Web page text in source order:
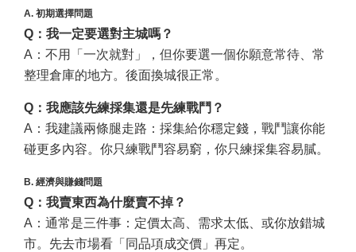
A. 初期選擇問題
Q：我一定要選對主城嗎？
A：不用「一次就對」，但你要選一個你願意常待、常
整理倉庫的地方。後面換城很正常。
Q：我應該先練採集還是先練戰鬥？
A：我建議兩條腿走路：採集給你穩定錢，戰鬥讓你能
碰更多內容。你只練戰鬥容易窮，你只練採集容易膩。
B. 經濟與賺錢問題
Q：我賣東西為什麼賣不掉？
A：通常是三件事：定價太高、需求太低、或你放錯城
市。先去市場看「同品項成交價」再定。